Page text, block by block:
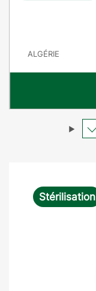
ê
e
Stérilisation